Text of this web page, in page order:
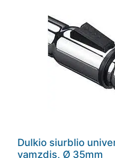
Dulkio siurblio
vamzdis, Ø 35mm